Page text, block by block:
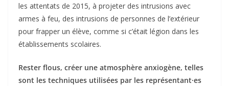
les attentats de 2015, à projeter des intrusions avec
armes à feu, des intrusions de personnes de l’extérieur
pour frapper un élève, comme si c’était légion dans les
établissements scolaires.
Rester flous, créer une atmosphère anxiogène, telles
sont les techniques utilisées par les représentant·es